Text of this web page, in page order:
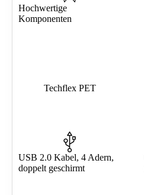
Hochwertige
Komponenten
Techflex PET
USB 2.0 Kabel, 4 Adern,
doppelt geschirmt